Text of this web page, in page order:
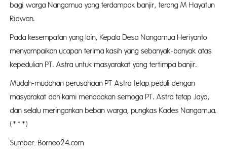
bagi warga Nangamua yang terdampak banjir, terang M Hayatun
Ridwan.
Pada kesempatan yang lain, Kepala Desa Nangamua Heriyanto
menyampaikan ucapan terima kasih yang sebanyak-banyak atas
kepedulian PT. Astra untuk masyarakat yang tertimpa banjir.
Mudah-mudahan perusahaan PT Astra tetap peduli dengan
masyarakat dan kami mendoakan semoga PT. Astra tetap Jaya,
dan selalu meringankan beban warga, pungkas Kades Nangamua.
(***)
Sumber: Borneo24.com